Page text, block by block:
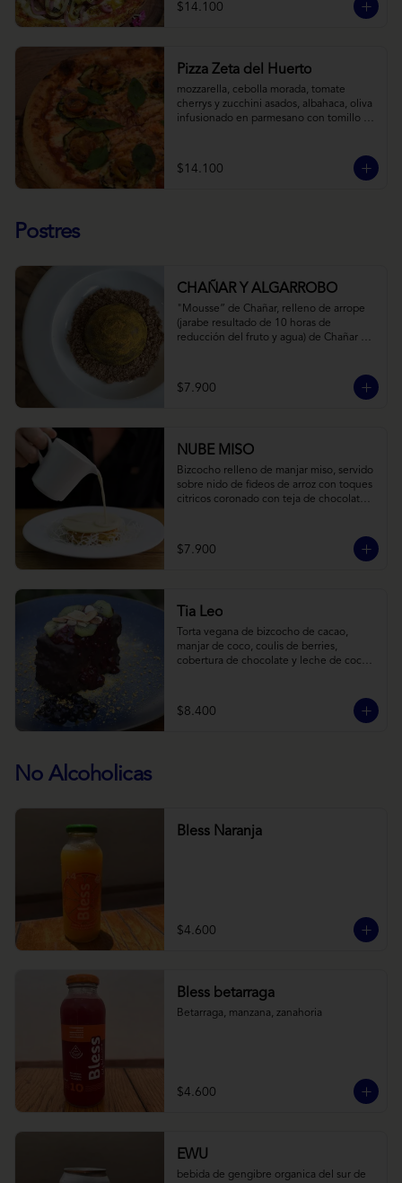
$14.100
Pizza Zeta del Huerto
mozzarella, cebolla morada, tomate
cherrys y zucchini asados, albahaca, oliva
infusionado en parmesano con tomillo y
$14.100
Postres
CHAÑAR Y ALGARROBO
"Mousse” de Chañar, relleno de arrope
(jarabe resultado de 10 horas de
reducción del fruto y agua) de Chañar
amargo y cúrcuma, sobre una tierra de
harina de Algarrobo y nueces.
$7.900
NUBE MISO
Bizcocho relleno de manjar miso, servido
sobre nido de fideos de arroz con toques
citricos coronado con teja de chocolate
$7.900
Tia Leo
Torta vegana de bizcocho de cacao,
manjar de coco, coulis de berries,
cobertura de chocolate y leche de coco
$8.400
No Alcoholicas
Bless Naranja
$4.600
Bless betarraga
Betarraga, manzana, zanahoria
$4.600
EWU
bebida de gengibre organica del sur de